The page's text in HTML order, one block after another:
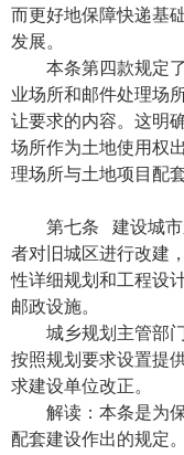
而更好地保障快递基
发展。
本条第四款规定了
业场所和邮件处理场
让要求的内容。这明
场所作为土地使用权
理场所与土地项目配
第七条 建设城市
者对旧城区进行改建
性详细规划和工程设
邮政设施。
城乡规划主管部门
按照规划要求设置提
求建设单位改正。
解读：本条是为保
配套建设作出的规定。